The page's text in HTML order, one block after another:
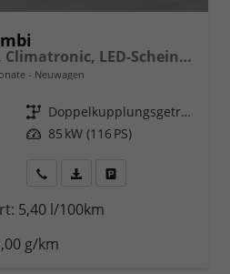
Extra 16" Alufelgen, Climatronic, LED-Scheinwerfer, Parksensoren hinten, Radio 10" + Wireless Smartlink, Tempomat, Multifunktions-Lederlenkrad, Dachreling uvm.
Neuwagen
Getriebe
Doppelkupplungsgetriebe (DSG)
Leistung 85 kW (116 PS)
anfordern
Datei,
5,40 l/100km
g/km